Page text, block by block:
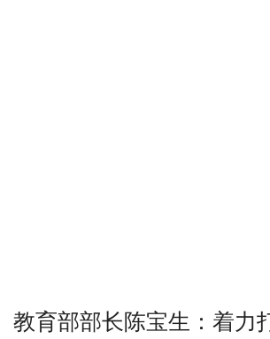
教育部部长陈宝生：着力